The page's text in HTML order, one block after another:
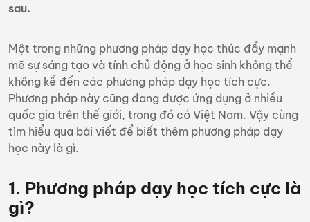
sau.
Một trong những phương pháp dạy học thúc đẩy mạnh
mẽ sự sáng tạo và tính chủ động ở học sinh không thể
không kể đến các phương pháp dạy học tích cực.
Phương pháp này cũng đang được ứng dụng ở nhiều
quốc gia trên thế giới, trong đó có Việt Nam. Vậy cùng
tìm hiểu qua bài viết để biết thêm phương pháp dạy
học này là gì.
1. Phương pháp dạy học tích cực là
gì?